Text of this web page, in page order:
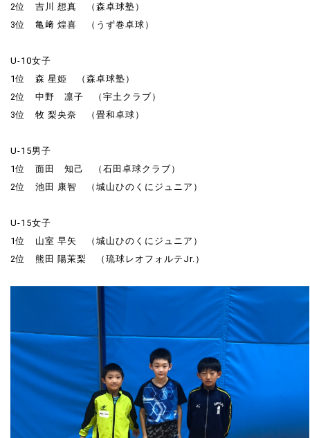
2位 吉川 想真 （森卓球塾）
3位 亀﨑 煌喜 （うず巻卓球）
U-10女子
1位 森 星姫 （森卓球塾）
2位 中野 凛子 （宇土クラブ）
3位 牧 梨央奈 （畳和卓球）
U-15男子
1位 面田 知己 （石田卓球クラブ）
2位 池田 康智 （城山ひのくにジュニア）
U-15女子
1位 山室 早矢 （城山ひのくにジュニア）
2位 熊田 陽茉梨 （琉球レオフォルテJr.）